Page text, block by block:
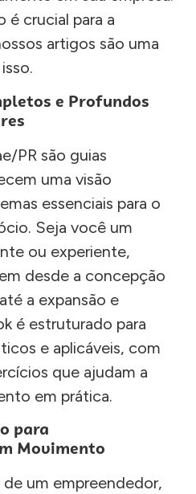
é crucial para a
artigos são uma
e Profundos
PR são guias
uma visão
essenciais para o
Seja você um
ou experiente,
desde a concepção
a expansão e
é estruturado para
e aplicáveis, com
que ajudam a
em prática.
para
Movimento
um empreendedor,